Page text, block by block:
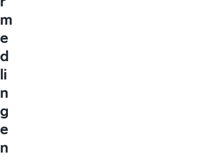
m
e
d
li
n
g
e
n